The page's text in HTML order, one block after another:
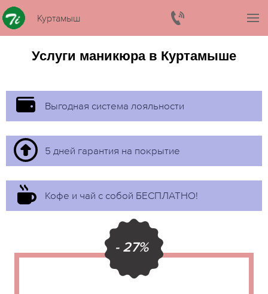
Куртамыш
Услуги маникюра в Куртамыше
Выгодная система лояльности
5 дней гарантия на покрытие
Кофе и чай с собой БЕСПЛАТНО!
- 27%